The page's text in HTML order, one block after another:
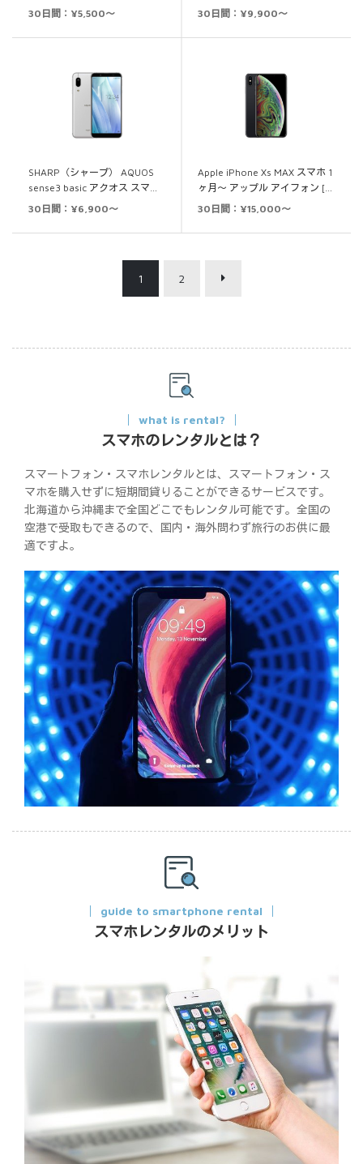
30日間：¥5,500～
30日間：¥9,900～
SHARP（シャープ） AQUOS
sense3 basic アクオス スマ…
30日間：¥6,900～
Apple iPhone Xs MAX スマホ 1
ヶ月～ アップル アイフォン […
30日間：¥15,000～
1 2
what is rental?
スマホのレンタルとは？
スマートフォン・スマホレンタルとは、スマートフォン・ス
マホを購入せずに短期間貸りることができるサービスです。
北海道から沖縄まで全国どこでもレンタル可能です。全国の
空港で受取もできるので、国内・海外問わず旅行のお供に最
適ですよ。
guide to smartphone rental
スマホレンタルのメリット